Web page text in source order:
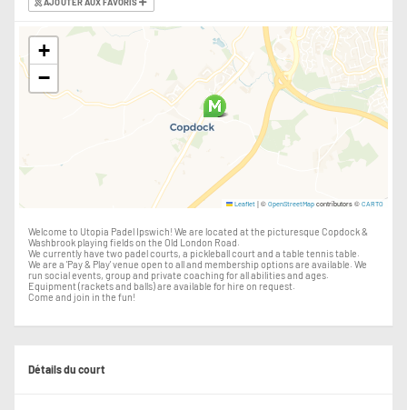
+
−
Leaflet |© OpenStreetMap contributors © CARTO
Welcome to Utopia Padel Ipswich! We are located at the picturesque Copdock &
Washbrook playing fields on the Old London Road.
We currently have two padel courts, a pickleball court and a table tennis table.
We are a 'Pay & Play' venue open to all and membership options are available. We
run social events, group and private coaching for all abilities and ages.
Equipment (rackets and balls) are available for hire on request.
Come and join in the fun!
Détails du court